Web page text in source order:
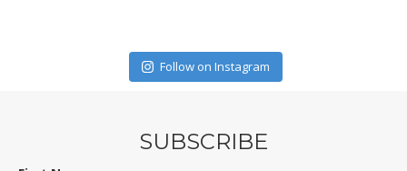
Follow on Instagram
SUBSCRIBE